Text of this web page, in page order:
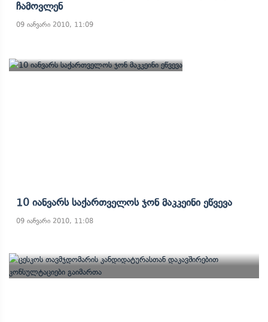
Ჩამოვლენ
09 იანვარი 2010, 11:09
10 Იანვარს Საქართველოს Ჯონ Მაკკეინი Ეწვევა
09 იანვარი 2010, 11:08